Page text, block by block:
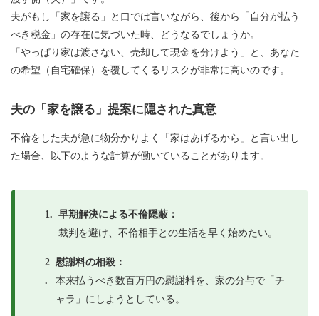
夫がもし「家を譲る」と口では言いながら、後から「自分が払う
べき税金」の存在に気づいた時、どうなるでしょうか。
「やっぱり家は渡さない、売却して現金を分けよう」と、あなた
の希望（自宅確保）を覆してくるリスクが非常に高いのです。
夫の「家を譲る」提案に隠された真意
不倫をした夫が急に物分かりよく「家はあげるから」と言い出し
た場合、以下のような計算が働いていることがあります。
1. 早期解決による不倫隠蔽：
裁判を避け、不倫相手との生活を早く始めたい。
2
.
慰謝料の相殺：
本来払うべき数百万円の慰謝料を、家の分与で「チ
ャラ」にしようとしている。